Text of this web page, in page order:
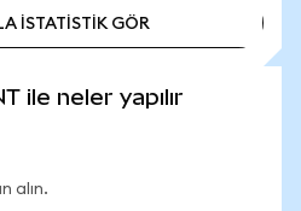
İSTATİSTİK GÖR
ile neler yapılır
alın.